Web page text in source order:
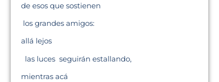
de esos que sostienen
los grandes amigos:
allá lejos
las luces seguirán estallando,
mientras acá